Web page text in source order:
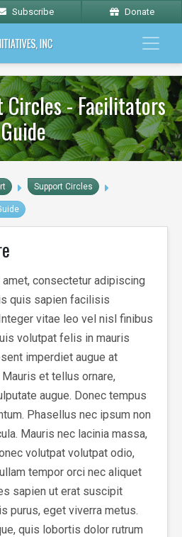
Subscribe Donate
- Facilitators
Guide
Support Circles
consectetur adipiscing
quis sapien facilisis
vitae leo vel nisl finibus
volutpat felis in mauris
imperdiet augue at
et tellus ornare,
augue. Donec tempus
Phasellus nec ipsum non
Mauris nec lacinia massa,
volutpat volutpat odio,
tempor orci nec aliquet
sapien ut erat suscipit
purus, eget viverra metus.
quis lobortis dolor rutrum